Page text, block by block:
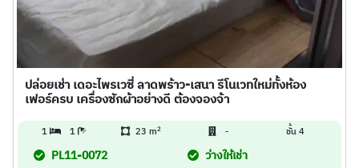
ปล่อยเช่า เดอะไพรเวซี่ ลาดพร้าว-เสนา รีโนเวทใหม่ทั้งห้อง
เฟอร์ครบ เครื่องซักผ้าอย่างดี ต้องจองจ้า
1 1 23 m2 - ชั้น 4
PL11-0072 ว่างให้เช่า